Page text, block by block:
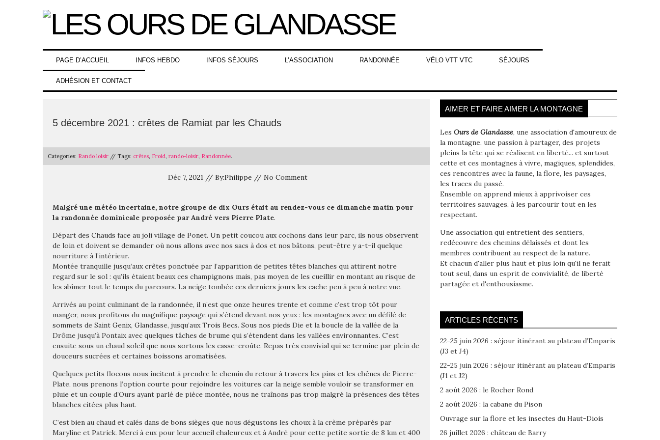
PAGE D’ACCUEIL INFOS HEBDO INFOS SÉJOURS L’ASSOCIATION RANDONNÉE VÉLO VTT VTC SÉJOURS
ADHÉSION ET CONTACT
5 décembre 2021 : crêtes de Ramiat par les Chauds
Categories: Rando loisir // Tags: crêtes, Froid, rando-loisir, Randonnée.
Déc 7, 2021 // By:Philippe // No Comment
Malgré une météo incertaine, notre groupe de dix Ours était au rendez-vous ce dimanche matin pour
la randonnée dominicale proposée par André vers Pierre Plate.
Départ des Chauds face au joli village de Ponet. Un petit coucou aux cochons dans leur parc, ils nous observent
de loin et doivent se demander où nous allons avec nos sacs à dos et nos bâtons, peut-être y a-t-il quelque
nourriture à l’intérieur.
Montée tranquille jusqu’aux crêtes ponctuée par l’apparition de petites têtes blanches qui attirent notre
regard sur le sol : qu’ils étaient beaux ces champignons mais, pas moyen de les cueillir en montant au risque de
les abîmer tout le temps du parcours. La neige tombée ces derniers jours les cache peu à peu à notre vue.
Arrivés au point culminant de la randonnée, il n’est que onze heures trente et comme c’est trop tôt pour
manger, nous profitons du magnifique paysage qui s’étend devant nos yeux : les montagnes avec un défilé de
sommets de Saint Genix, Glandasse, jusqu’aux Trois Becs. Sous nos pieds Die et la boucle de la vallée de la
Drôme jusqu’à Pontaix avec quelques tâches de brume qui s’étendent dans les vallées environnantes. C’est
ensuite sous un chaud soleil que nous sortons les casse-croûte. Repas très convivial qui se termine par plein de
douceurs sucrées et certaines boissons aromatisées.
Quelques petits flocons nous incitent à prendre le chemin du retour à travers les pins et les chênes de Pierre-
Plate, nous prenons l’option courte pour rejoindre les voitures car la neige semble vouloir se transformer en
pluie et un couple d’Ours ayant parlé de pièce montée, nous ne traînons pas trop malgré la présences des têtes
blanches citées plus haut.
C’est bien au chaud et calés dans de bons sièges que nous dégustons les choux à la crème préparés par
Maryline et Patrick. Merci à eux pour leur accueil chaleureux et à André pour cette petite sortie de 8 km et 400
AIMER ET FAIRE AIMER LA MONTAGNE
LesOurs de Glandasse, une association d'amoureux de
la montagne, une passion à partager, des projets
pleins la tête qui se réalisent en liberté... et surtout
cette et ces montagnes à vivre, magiques, splendides,
ces rencontres avec la faune, la flore, les paysages,
les traces du passé.
Ensemble on apprend mieux à apprivoiser ces
territoires sauvages, à les parcourir tout en les
respectant.
Une association qui entretient des sentiers,
redécouvre des chemins délaissés et dont les
membres contribuent au respect de la nature.
Et chacun d'aller plus haut et plus loin qu'il ne ferait
tout seul, dans un esprit de convivialité, de liberté
partagée et d'enthousiasme.
ARTICLES RÉCENTS
22-25 juin 2026 : séjour itinérant au plateau d’Emparis
(J3 et J4)
22-25 juin 2026 : séjour itinérant au plateau d’Emparis
(J1 et J2)
2 août 2026 : le Rocher Rond
2 août 2026 : la cabane du Pison
Ouvrage sur la flore et les insectes du Haut-Diois
26 juillet 2026 : château de Barry